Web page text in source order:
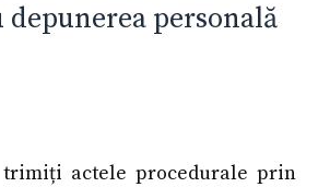
personală
trimiți actele procedurale prin